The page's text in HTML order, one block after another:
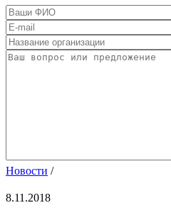
Новости /
8.11.2018